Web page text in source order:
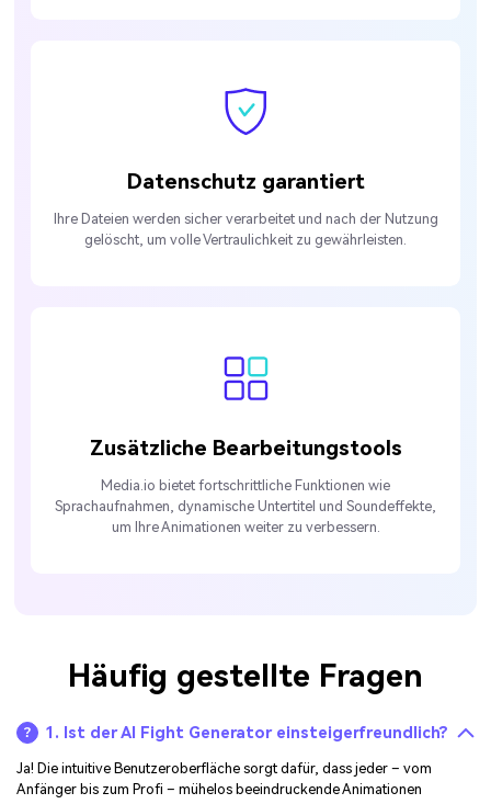
Datenschutz garantiert
Ihre Dateien werden sicher verarbeitet und nach der Nutzung
gelöscht, um volle Vertraulichkeit zu gewährleisten.
Zusätzliche Bearbeitungstools
Media.io bietet fortschrittliche Funktionen wie
Sprachaufnahmen, dynamische Untertitel und Soundeffekte,
um Ihre Animationen weiter zu verbessern.
Häufig gestellte Fragen
1. Ist der AI Fight Generator einsteigerfreundlich?
Ja! Die intuitive Benutzeroberfläche sorgt dafür, dass jeder – vom
Anfänger bis zum Profi – mühelos beeindruckende Animationen